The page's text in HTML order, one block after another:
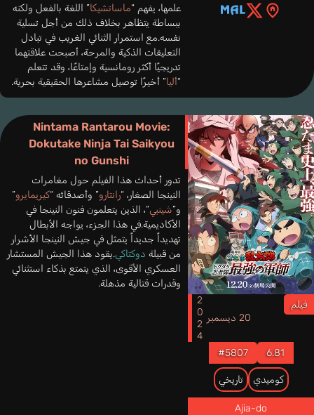
علمها، يفهم “ماساتشيكا” اللغة بالفعل ولكنه
ببساطة يتظاهر بخلاف ذلك من أجل تسلية
نفسه.مع استمرار الثنائي الغريب في تبادل
التعليقات الذكية والمرحة، أصبحت علاقتهما
تدريجيًا أكثر رومانسية وإمتاعًا، وقد تتعلم
“أليا” أخيرًا توصيل مشاعرها الحقيقية بحرية.
Nintama Rantarou Movie:
Dokutake Ninja Tai Saikyou
no Gunshi
فيلم
20 ديسمبر
2024
6.81
#5807
كوميدي تاريخي
Ajia-do
تدور أحداث هذا الفيلم حول مغامرات
النينجا الصغار، “رانتارو” وأصدقائه “كيريمايرو”
و”شينبي“، الذين يتعلمون فنون النينجا في
الأكاديمية.في هذا الجزء، يواجه الأبطال
تهديداً جديداً يتمثل في جيش النينجا الأشرار
من قبيلة دوكتاكي.يقود هذا الجيش المستشار
العسكري الأقوى، الذي يتمتع بذكاء استثنائي
وقدرات قتالية مذهلة.